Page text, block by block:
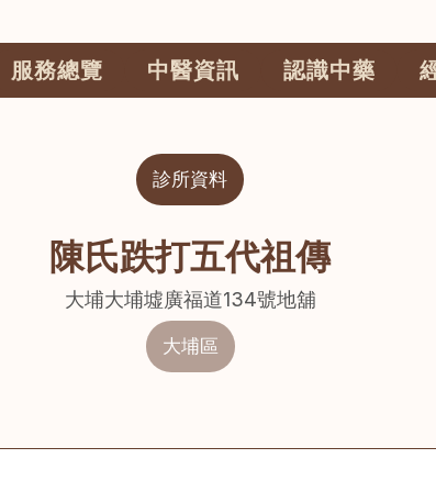
服務總覽 中醫資訊 認識中藥
診所資料
陳氏跌打五代祖傳
大埔大埔墟廣福道134號地舖
大埔區